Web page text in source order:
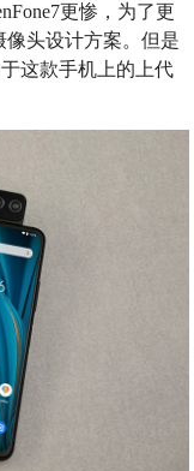
更惨，为了更
头设计方案。但是
这款手机上的上代